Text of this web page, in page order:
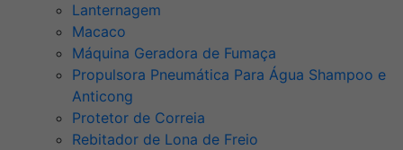
Lanternagem
Macaco
Máquina Geradora de Fumaça
Propulsora Pneumática Para Água Shampoo e
Anticong
Protetor de Correia
Rebitador de Lona de Freio